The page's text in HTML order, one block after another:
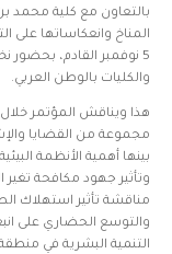
بالتعاون مع كلية محمد
5 نوفمبر القادم،
والكليات بالوطن العربي.
مجموعة من القضايا
بينها أهمية الأنظمة
وتأثير جهود مكافحة
مناقشة تأثير استهلاك
والتوسع الحضاري على
التنمية البشرية في